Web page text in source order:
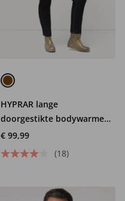
HYPRAR lange
doorgestikte bodywarmer,
zigzagmotief, opstaande
kraag, 2-weg rits
€ 99,99
(18)